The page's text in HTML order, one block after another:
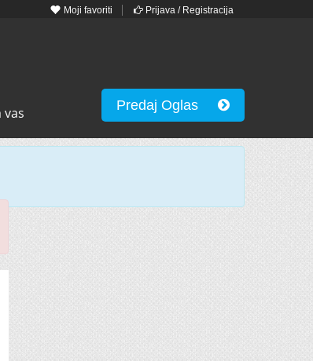
Moji favoriti Prijava / Registracija
vas Predaj Oglas